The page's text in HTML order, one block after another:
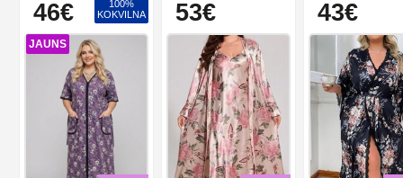
46€
JAUNS
100%
KOKVILNA
53€ 43€